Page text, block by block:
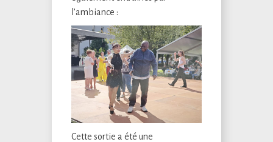
l’ambiance :
Cette sortie a été une